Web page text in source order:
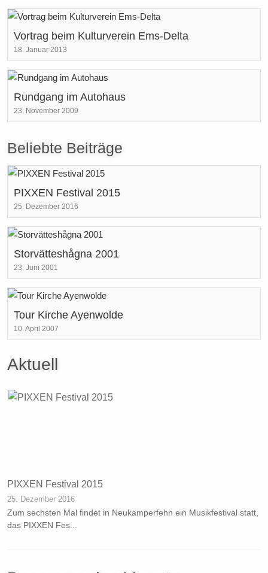
Vortrag beim Kulturverein Ems-Delta
18. Januar 2013
Rundgang im Autohaus
23. November 2009
Beliebte Beiträge
PIXXEN Festival 2015
25. Dezember 2016
Storvätteshågna 2001
23. Juni 2001
Tour Kirche Ayenwolde
10. April 2007
Aktuell
PIXXEN Festival 2015
25. Dezember 2016
Zum sechsten Mal findet in Neukamperfehn ein Musikfestival statt,
das PIXXEN Fes...